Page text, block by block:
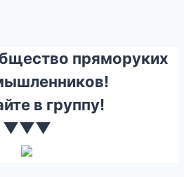
пряморуких
в группу!
▼▼▼